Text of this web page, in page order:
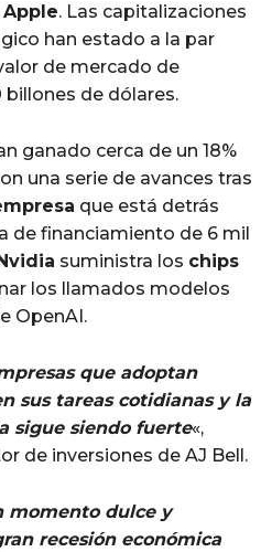
Apple. Las capitalizaciones
han estado a la par
de mercado de
billones de dólares.
ganado cerca de un 18%
una serie de avances tras
que está detrás
de financiamiento de 6 mil
Nvidia suministra los chips
los llamados modelos
OpenAI.
que adoptan
sus tareas cotidianas y la
sigue siendo fuerte«,
de inversiones de AJ Bell.
momento dulce y
recesión económica